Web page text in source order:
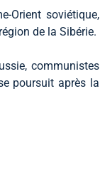
Orient soviétique,
de la Sibérie.
communistes
poursuit après la